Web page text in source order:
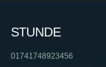
STUNDE
01741748923456